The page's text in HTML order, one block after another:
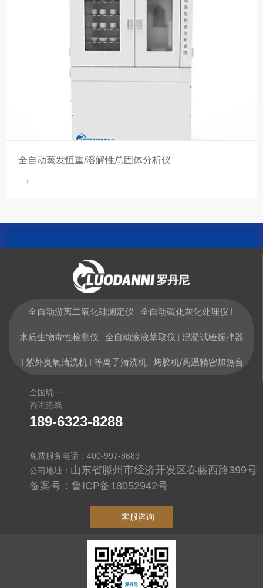
全自动蒸发恒重/溶解性总固体分析仪
→
全自动游离二氧化硅测定仪 | 全自动碳化灰化处理仪 |
水质生物毒性检测仪 | 全自动液液萃取仪 | 混凝试验搅拌器
| 紫外臭氧清洗机 | 等离子清洗机 | 烤胶机/高温精密加热台
全国统一
咨询热线
189-6323-8288
免费服务电话：400-997-8689
公司地址： 山东省滕州市经济开发区春藤西路399号
备案号： 鲁ICP备18052942号
客服咨询